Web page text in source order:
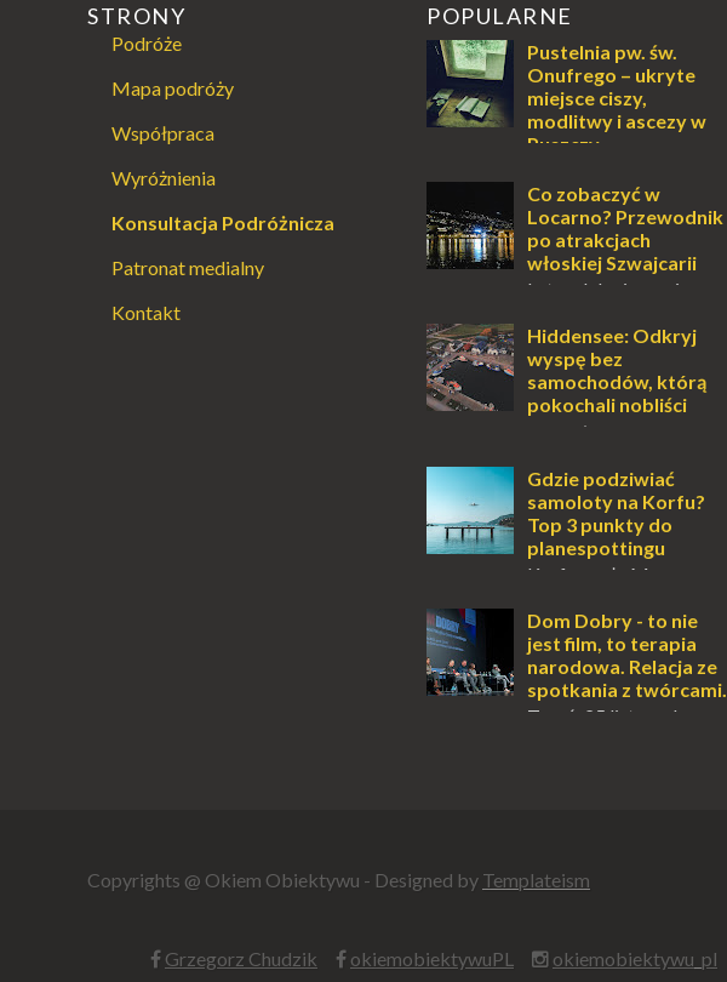
STRONY
Podróże
Mapa podróży
Współpraca
Wyróżnienia
Konsultacja Podróżnicza
Patronat medialny
Kontakt
POPULARNE
Pustelnia pw. św.
Onufrego – ukryte
miejsce ciszy,
modlitwy i ascezy w
Puszczy
Dla jednych to może wydawać się
ucieczką od świata, treningiem
przetrwania lub romantycznym
życiem. Dla innych to nieustanne
przebywanie z B...
Co zobaczyć w
Locarno? Przewodnik
po atrakcjach
włoskiej Szwajcarii
Latem lub zimą, wiosną
miejsce, które zdecydowanie warto
odwiedzić. Moja zimowa podróż do
Locarno gwara...
Hiddensee: Odkryj
wyspę bez
samochodów, którą
pokochali nobliści
Osobiście uwielbiam
zawsze mnie fascynuje. Mały
kawałek ziemi pośrodku Bałtyku?
To zawsze brzmi jak doskonał...
Gdzie podziwiać
samoloty na Korfu?
Top 3 punkty do
planespottingu
Korfu, perła Morza
tylko wspaniałe plaże, zabytki i
klimatyczne wioski, ale także coś
wyjątkowego – prawd...
Dom Dobry - to nie
jest film, to terapia
narodowa. Relacja ze
spotkania z twórcami.
Toruń, 25 listopada
Copyrights @ Okiem Obiektywu - Designed by Templateism
Grzegorz Chudzik okiemobiektywuPL okiemobiektywu_pl